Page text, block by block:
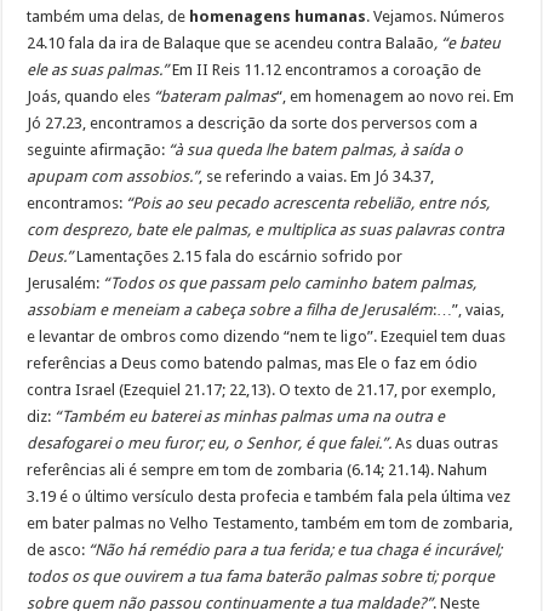
também uma delas, de homenagens humanas. Vejamos. Números
24.10 fala da ira de Balaque que se acendeu contra Balaão, “e bateu
ele as suas palmas.”Em II Reis 11.12 encontramos a coroação de
Joás, quando eles “bateram palmas“, em homenagem ao novo rei. Em
Jó 27.23, encontramos a descrição da sorte dos perversos com a
seguinte afirmação: “à sua queda lhe batem palmas, à saída o
apupam com assobios.”, se referindo a vaias. Em Jó 34.37,
encontramos: “Pois ao seu pecado acrescenta rebelião, entre nós,
com desprezo, bate ele palmas, e multiplica as suas palavras contra
Deus.”Lamentações 2.15 fala do escárnio sofrido por
Jerusalém: “Todos os que passam pelo caminho batem palmas,
assobiam e meneiam a cabeça sobre a filha de Jerusalém:…”, vaias,
e levantar de ombros como dizendo “nem te ligo”. Ezequiel tem duas
referências a Deus como batendo palmas, mas Ele o faz em ódio
contra Israel (Ezequiel 21.17; 22,13). O texto de 21.17, por exemplo,
diz: “Também eu baterei as minhas palmas uma na outra e
desafogarei o meu furor; eu, o Senhor, é que falei.”. As duas outras
referências ali é sempre em tom de zombaria (6.14; 21.14). Nahum
3.19 é o último versículo desta profecia e também fala pela última vez
em bater palmas no Velho Testamento, também em tom de zombaria,
de asco: “Não há remédio para a tua ferida; e tua chaga é incurável;
todos os que ouvirem a tua fama baterão palmas sobre ti; porque
sobre quem não passou continuamente a tua maldade?”. Neste